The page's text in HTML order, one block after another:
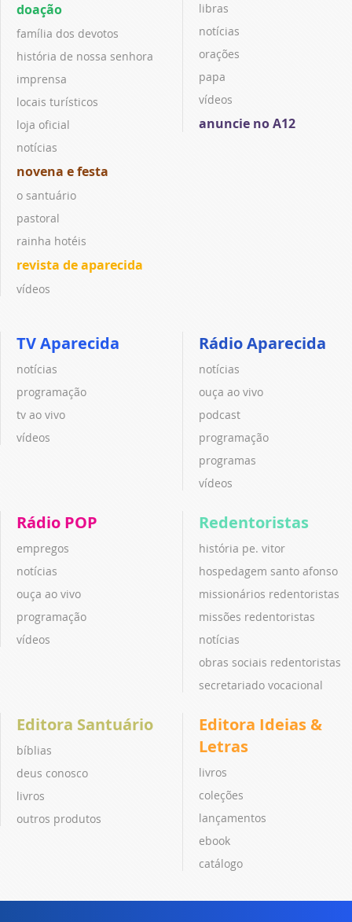
doação
família dos devotos
história de nossa senhora
imprensa
locais turísticos
loja oficial
notícias
novena e festa
o santuário
pastoral
rainha hotéis
revista de aparecida
vídeos
libras
notícias
orações
papa
vídeos
anuncie no A12
TV Aparecida
notícias
programação
tv ao vivo
vídeos
Rádio Aparecida
notícias
ouça ao vivo
podcast
programação
programas
vídeos
Rádio POP
empregos
notícias
ouça ao vivo
programação
vídeos
Redentoristas
história pe. vitor
hospedagem santo afonso
missionários redentoristas
missões redentoristas
notícias
obras sociais redentoristas
secretariado vocacional
Editora Santuário
bíblias
deus conosco
livros
outros produtos
Editora Ideias &
Letras
livros
coleções
lançamentos
ebook
catálogo